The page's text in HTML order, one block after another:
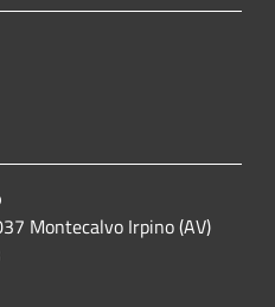
Montecalvo Irpino (AV)